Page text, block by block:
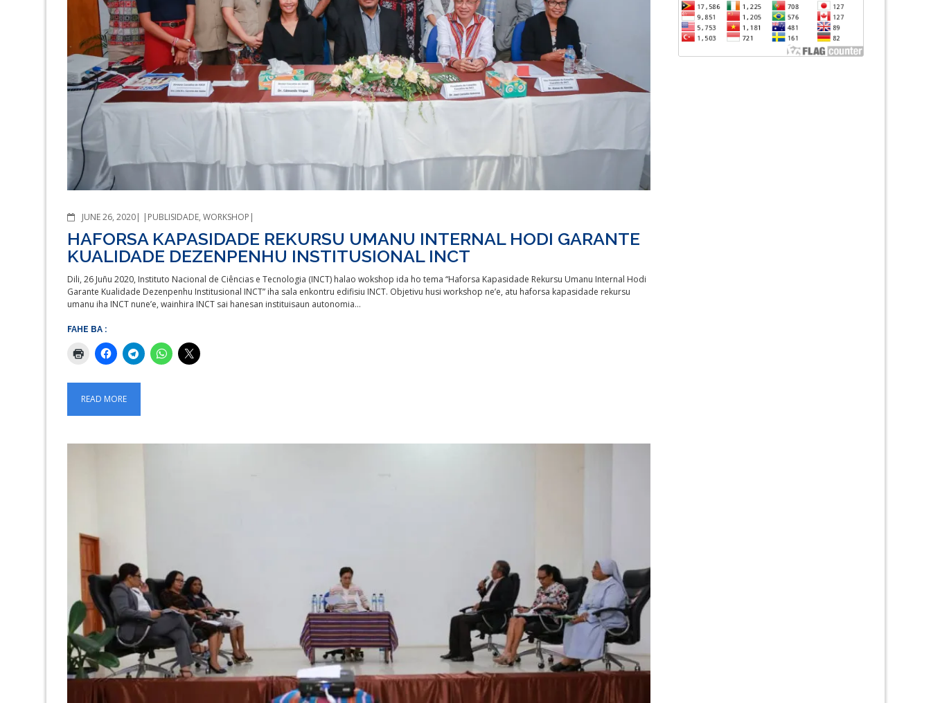
JUNE 26, 2020 COMMENTS
PUBLISIDADE,WORKSHOP
HAFORSA KAPASIDADE REKURSU UMANU INTERNAL HODI GARANTE
KUALIDADE DEZENPENHU INSTITUSIONAL INCT
Dili, 26 Juñu 2020, Instituto Nacional de Ciências e Tecnologia (INCT) halao wokshop ida ho tema “Haforsa Kapasidade Rekursu Umanu Internal Hodi
Garante Kualidade Dezenpenhu Institusional INCT” iha sala enkontru edifisiu INCT. Objetivu husi workshop ne’e, atu haforsa kapasidade rekursu
umanu iha INCT nune’e, wainhira INCT sai hanesan instituisaun autonomia…
FAHE BA :
READ MORE